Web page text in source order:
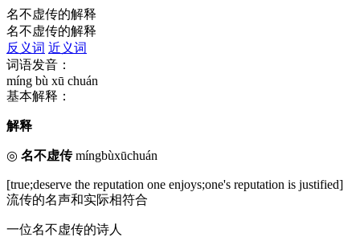
名不虚传的解释
名不虚传的解释
反义词 近义词
词语发音：
míng bù xū chuán
基本解释：
解释
◎ 名不虚传míngbùxūchuán
[true;deserve the reputation one enjoys;one's reputation is justified]
流传的名声和实际相符合
一位名不虚传的诗人